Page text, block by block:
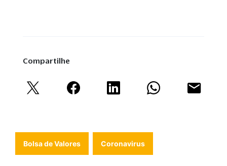
Compartilhe
Bolsa de Valores Coronavirus